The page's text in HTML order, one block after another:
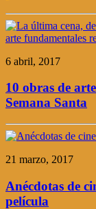
6 abril, 2017
10 obras de
Semana Santa
21 marzo, 2017
Anécdotas de
película